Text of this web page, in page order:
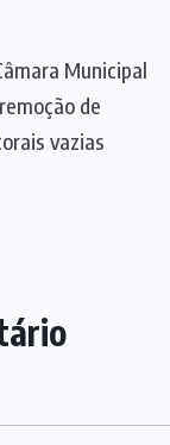
Municipal
de
vazias